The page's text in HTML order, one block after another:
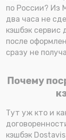
по России? Из
два часа не
кэшбэк сервис
после
сразу не
Почему
Тут уж кто и
кэшбэк